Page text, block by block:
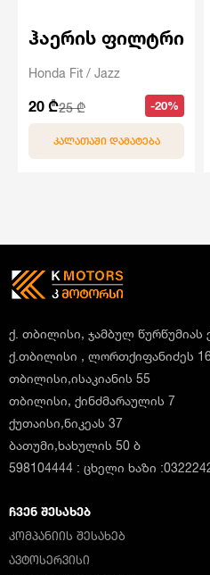
ჰაერის ფილტრი
Honda Fit / Jazz
20 ₾25 ₾ -20%
ᲙᲐᲚᲐᲗᲐᲨᲘ ᲓᲐᲛᲐᲢᲔᲑᲐ
ქ. თბილისი, ჯამბულ წურწუმიას
ქ.თბილისი , ლორთქიფანიძეს
თბილისი,ისაკიანის 55
თბილისი, ქინძმარაულის 7
ქუთაისი,ნიკეას 37
ბათუმი,ხახულის 50 ბ
598104444 : ცხელი ხაზი
ᲩᲕᲔᲜ ᲨᲔᲡᲐᲮᲔᲑ
ᲙᲝᲛᲞᲐᲜᲘᲘᲡ ᲨᲔᲡᲐᲮᲔᲑ
ᲐᲕᲢᲝᲡᲔᲠᲕᲘᲡᲘ